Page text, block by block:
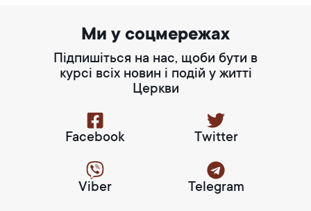
Ми у соцмережах
Підпишіться на нас, щоби бути в
курсі всіх новин і подій у житті
Церкви
Facebook Twitter
Viber Telegram